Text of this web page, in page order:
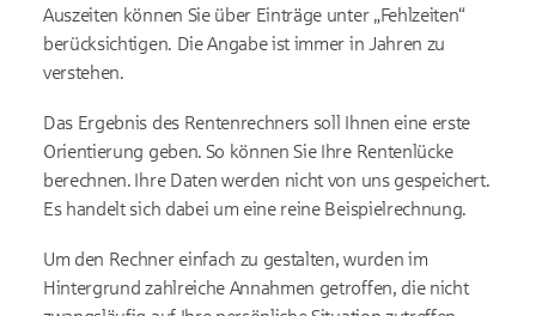
Auszeiten können Sie über Einträge unter „Fehlzeiten“
berücksichtigen. Die Angabe ist immer in Jahren zu
verstehen.
Das Ergebnis des Rentenrechners soll Ihnen eine erste
Orientierung geben. So können Sie Ihre Rentenlücke
berechnen. Ihre Daten werden nicht von uns gespeichert.
Es handelt sich dabei um eine reine Beispielrechnung.
Um den Rechner einfach zu gestalten, wurden im
Hintergrund zahlreiche Annahmen getroffen, die nicht